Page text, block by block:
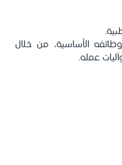
الأساسية، من خلال
عمله.